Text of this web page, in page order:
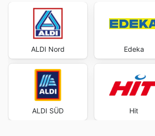
ALDI Nord
ALDI SÜD
Edeka
Hit